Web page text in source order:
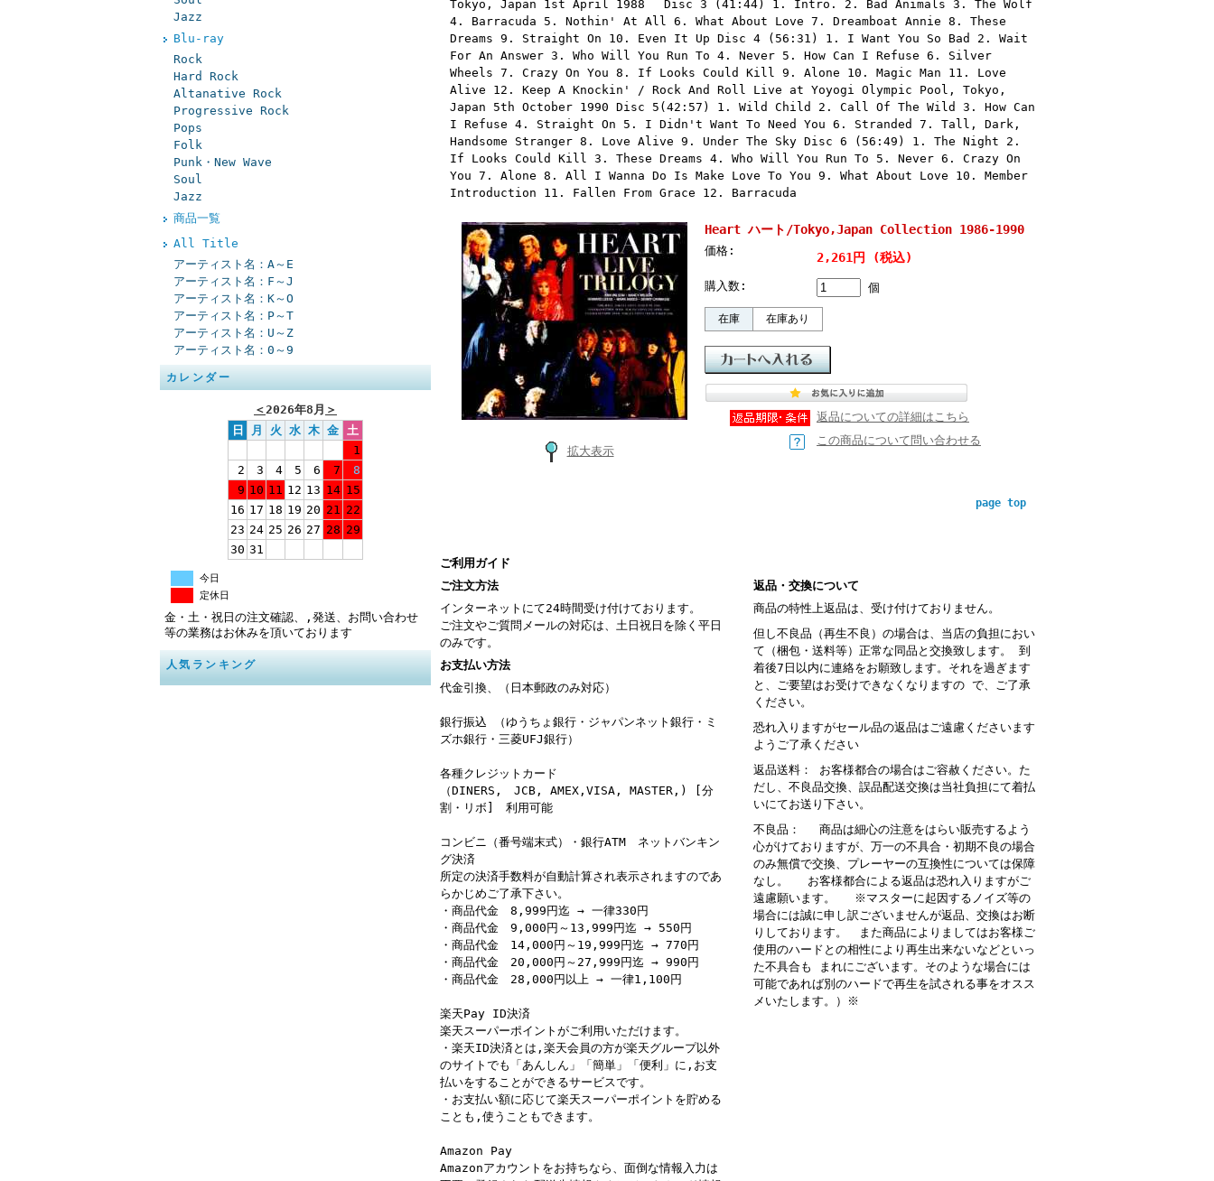
Jazz
Blu-ray
Rock
Hard Rock
Altanative Rock
Progressive Rock
Pops
Folk
Punk・New Wave
Soul
Jazz
商品一覧
All Title
アーティスト名：A～E
アーティスト名：F～J
アーティスト名：K～O
アーティスト名：P～T
アーティスト名：U～Z
アーティスト名：0～9
カレンダー
＜2026年8月 ＞
日
月 火 水 木 金 土
1
2
3 4 5 6 7
8
9 10 11 12 13 14 15
16 17 18 19 20 21 22
23 24 25 26 27 28 29
30 31
今日
定休日
金・土・祝日の注文確認、,発送、お問い合わせ
等の業務はお休みを頂いております
人気ランキング
Tokyo, Japan 1st April 1988 Disc 3 (41:44) 1. Intro. 2. Bad Animals 3. The Wolf
4. Barracuda 5. Nothin' At All 6. What About Love 7. Dreamboat Annie 8. These
Dreams 9. Straight On 10. Even It Up Disc 4 (56:31) 1. I Want You So Bad 2. Wait
For An Answer 3. Who Will You Run To 4. Never 5. How Can I Refuse 6. Silver
Wheels 7. Crazy On You 8. If Looks Could Kill 9. Alone 10. Magic Man 11. Love
Alive 12. Keep A Knockin' / Rock And Roll Live at Yoyogi Olympic Pool, Tokyo,
Japan 5th October 1990 Disc 5(42:57) 1. Wild Child 2. Call Of The Wild 3. How Can
I Refuse 4. Straight On 5. I Didn't Want To Need You 6. Stranded 7. Tall, Dark,
Handsome Stranger 8. Love Alive 9. Under The Sky Disc 6 (56:49) 1. The Night 2.
If Looks Could Kill 3. These Dreams 4. Who Will You Run To 5. Never 6. Crazy On
You 7. Alone 8. All I Wanna Do Is Make Love To You 9. What About Love 10. Member
Introduction 11. Fallen From Grace 12. Barracuda
拡大表示
Heart ハート/Tokyo,Japan Collection 1986-1990
価格: 2,261円 (税込)
購入数: 個
在庫 在庫あり
返品についての詳細はこちら
この商品について問い合わせる
page top
ご利用ガイド
ご注文方法
インターネットにて24時間受け付けております。
ご注文やご質問メールの対応は、土日祝日を除く平日
のみです。
お支払い方法
代金引換、（日本郵政のみ対応）
銀行振込 （ゆうちょ銀行・ジャパンネット銀行・ミ
ズホ銀行・三菱UFJ銀行）
各種クレジットカード
（DINERS, JCB, AMEX,VISA, MASTER,) [分
割・リボ] 利用可能
コンビニ（番号端末式）・銀行ATM ネットバンキン
グ決済
所定の決済手数料が自動計算され表示されますのであ
らかじめご了承下さい。
・商品代金 8,999円迄 → 一律330円
・商品代金 9,000円～13,999円迄 → 550円
・商品代金 14,000円～19,999円迄 → 770円
・商品代金 20,000円～27,999円迄 → 990円
・商品代金 28,000円以上 → 一律1,100円
楽天Pay ID決済
楽天スーパーポイントがご利用いただけます。
・楽天ID決済とは,楽天会員の方が楽天グループ以外
のサイトでも「あんしん」「簡単」「便利」に,お支
払いをすることができるサービスです。
・お支払い額に応じて楽天スーパーポイントを貯める
ことも,使うこともできます。
Amazon Pay
Amazonアカウントをお持ちなら、面倒な情報入力は
返品・交換について
商品の特性上返品は、受け付けておりません。
但し不良品（再生不良）の場合は、当店の負担におい
て（梱包・送料等）正常な同品と交換致します。 到
着後7日以内に連絡をお願致します。それを過ぎます
と、ご要望はお受けできなくなりますの で、ご了承
ください。
恐れ入りますがセール品の返品はご遠慮くださいます
ようご了承ください
返品送料： お客様都合の場合はご容赦ください。た
だし、不良品交換、誤品配送交換は当社負担にて着払
いにてお送り下さい。
不良品： 商品は細心の注意をはらい販売するよう
心がけておりますが、万一の不具合・初期不良の場合
のみ無償で交換、プレーヤーの互換性については保障
なし。 お客様都合による返品は恐れ入りますがご
遠慮願います。 ※マスターに起因するノイズ等の
場合には誠に申し訳ございませんが返品、交換はお断
りしております。 また商品によりましてはお客様ご
使用のハードとの相性により再生出来ないなどといっ
た不具合も まれにございます。そのような場合には
可能であれば別のハードで再生を試される事をオスス
メいたします。）※